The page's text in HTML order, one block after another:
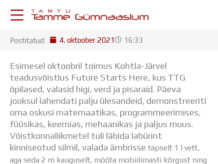
KESKKONNAD
Postkast
Drive
Tamme TV
Tamme Leht
Kooliraadio
Koorilaul
ÕPPETÖÖ
Tunniplaan
Postitatud: 4. oktoober 2021 16:33
Esimesel oktoobril toimus Kohtla-Järvel
teadusvõistlus Future Starts Here, kus TTG
õpilased, valasid higi, verd ja pisaraid. Päeva
jooksul lahendati palju ülesandeid, demonstreeriti
oma oskusi matemaatikas, programmeerimises,
füüsikas, keemias, mehaanikas ja paljus muus.
Võistkonnaliikmetel tuli läbida labürint
kinniseotud silmil, valada ämbrisse täpselt 1 l vett,
aga seda 2 m kauguselt, mõõta mobiilimasti kõrgust ning